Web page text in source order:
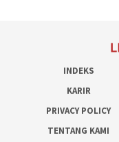
INDEKS
KARIR
PRIVACY POLICY
TENTANG KAMI